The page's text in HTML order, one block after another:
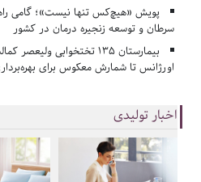
پویش «هیچ‌کس تنها نیست»؛ گامی
سرطان و توسعه زنجیره درمان در کشور
بیمارستان ۱۳۵ تختخوابی
اورژانس تا شمارش معکوس برای
اخبار تولیدی